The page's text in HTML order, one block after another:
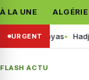
À LA UNE ALGÉRIE
URGENTHadj 2027 :
FLASH ACTU